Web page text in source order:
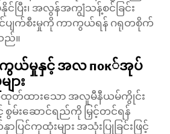
နိုင်ပြီး၊ အလွန်အကျွံသန့်စင်ခြင်း
ပျက်စီးမှုကို ကာကွယ်ရန် ဂရုတစိုက်
ည်။
ကွယ်မှုနှင့် အလ пок်အုပ်
ား
ထုတ်ထားသော အလူမီနီယမ်ကွိုင်း
စွမ်းဆောင်ရည်ကို မြှင့်တင်ရန်
ပြင်ကုထုံးများ အသုံးပြုခြင်းဖြင့်